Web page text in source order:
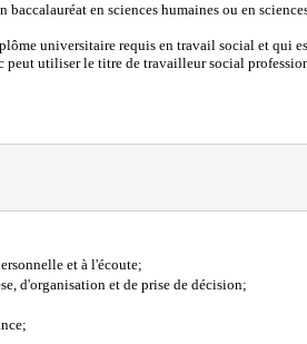
en sciences humaines ou en
universitaire requis en travail social et qui
peut utiliser le titre de travailleur social
et à l'écoute;
d'organisation et de prise de décision;